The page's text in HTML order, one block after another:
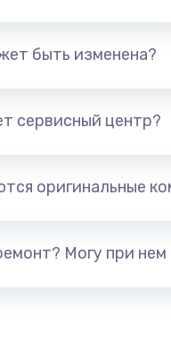
быть изменена?
сервисный центр?
оригинальные
Могу при нем